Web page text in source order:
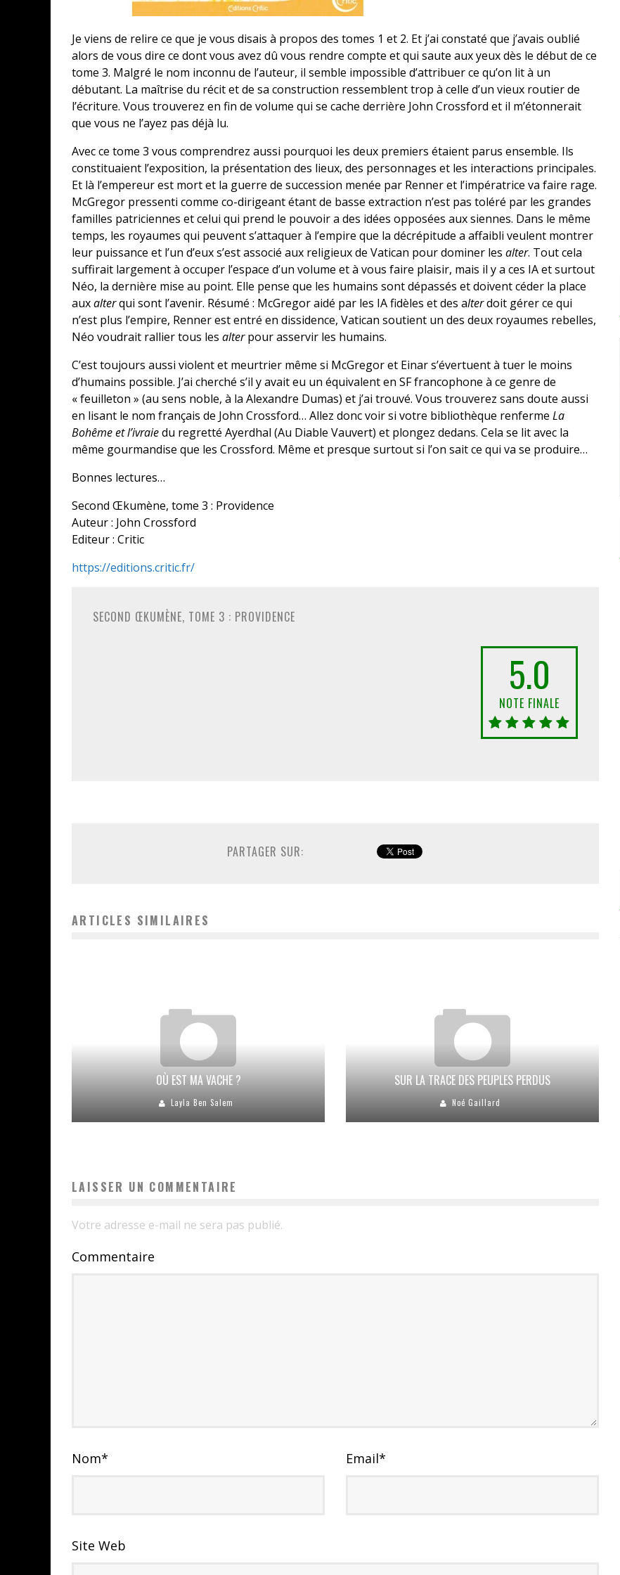
Je viens de relire ce que je vous disais à propos des tomes 1 et 2. Et j’ai constaté que j’avais oublié
alors de vous dire ce dont vous avez dû vous rendre compte et qui saute aux yeux dès le début de ce
tome 3. Malgré le nom inconnu de l’auteur, il semble impossible d’attribuer ce qu’on lit à un
débutant. La maîtrise du récit et de sa construction ressemblent trop à celle d’un vieux routier de
l’écriture. Vous trouverez en fin de volume qui se cache derrière John Crossford et il m’étonnerait
que vous ne l’ayez pas déjà lu.
Avec ce tome 3 vous comprendrez aussi pourquoi les deux premiers étaient parus ensemble. Ils
constituaient l’exposition, la présentation des lieux, des personnages et les interactions principales.
Et là l’empereur est mort et la guerre de succession menée par Renner et l’impératrice va faire rage.
McGregor pressenti comme co-dirigeant étant de basse extraction n’est pas toléré par les grandes
familles patriciennes et celui qui prend le pouvoir a des idées opposées aux siennes. Dans le même
temps, les royaumes qui peuvent s’attaquer à l’empire que la décrépitude a affaibli veulent montrer
leur puissance et l’un d’eux s’est associé aux religieux de Vatican pour dominer les alter. Tout cela
suffirait largement à occuper l’espace d’un volume et à vous faire plaisir, mais il y a ces IA et surtout
Néo, la dernière mise au point. Elle pense que les humains sont dépassés et doivent céder la place
auxalterqui sont l’avenir. Résumé : McGregor aidé par les IA fidèles et des alterdoit gérer ce qui
n’est plus l’empire, Renner est entré en dissidence, Vatican soutient un des deux royaumes rebelles,
Néo voudrait rallier tous les alterpour asservir les humains.
C’est toujours aussi violent et meurtrier même si McGregor et Einar s’évertuent à tuer le moins
d’humains possible. J’ai cherché s’il y avait eu un équivalent en SF francophone à ce genre de
« feuilleton » (au sens noble, à la Alexandre Dumas) et j’ai trouvé. Vous trouverez sans doute aussi
en lisant le nom français de John Crossford… Allez donc voir si votre bibliothèque renferme La
Bohême et l’ivraiedu regretté Ayerdhal (Au Diable Vauvert) et plongez dedans. Cela se lit avec la
même gourmandise que les Crossford. Même et presque surtout si l’on sait ce qui va se produire…
Bonnes lectures…
Second Œkumène, tome 3 : Providence
Auteur : John Crossford
Editeur : Critic
https://editions.critic.fr/
SECOND ŒKUMÈNE, TOME 3 : PROVIDENCE
5.0
NOTE FINALE
PARTAGER SUR:
ARTICLES SIMILAIRES
OÙ EST MA VACHE ?
Layla Ben Salem
SUR LA TRACE DES PEUPLES PERDUS
Noé Gaillard
LAISSER UN COMMENTAIRE
Votre adresse e-mail ne sera pas publié.
Commentaire
Nom* Email*
Site Web
CONCOURS : CALENDRIER DE L’AVENT – UNE
COPIE DU JEU « GRID, ULTIMATE EDITION »
SUR XBOX ONE OU PS4